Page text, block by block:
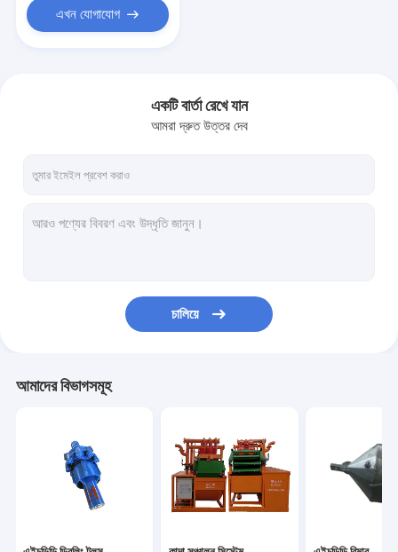
এখন যোগাযোগ
একটি বার্তা রেখে যান
আমরা দ্রুত উত্তর দেব
চালিয়ে
আমাদের বিভাগসমূহ